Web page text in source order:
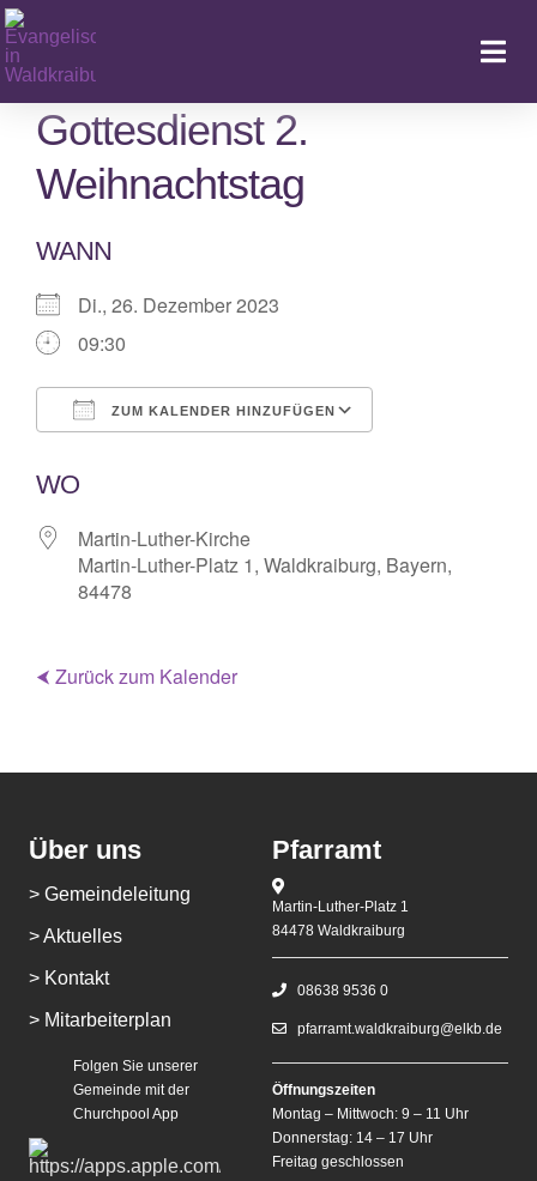
Zum
Inhalt
springen
Gottesdienst 2.
Weihnachtstag
WANN
Di., 26. Dezember 2023
09:30
ZUM KALENDER HINZUFÜGEN
WO
Martin-Luther-Kirche
Martin-Luther-Platz 1, Waldkraiburg, Bayern,
84478
⮜ Zurück zum Kalender
Über uns
> Gemeindeleitung
> Aktuelles
> Kontakt
> Mitarbeiterplan
Folgen Sie unserer
Gemeinde mit der
Churchpool App
Pfarramt
Martin-Luther-Platz 1
84478 Waldkraiburg
08638 9536 0
pfarramt.waldkraiburg@elkb.de
Öffnungszeiten
Montag – Mittwoch: 9 – 11 Uhr
Donnerstag: 14 – 17 Uhr
Freitag geschlossen